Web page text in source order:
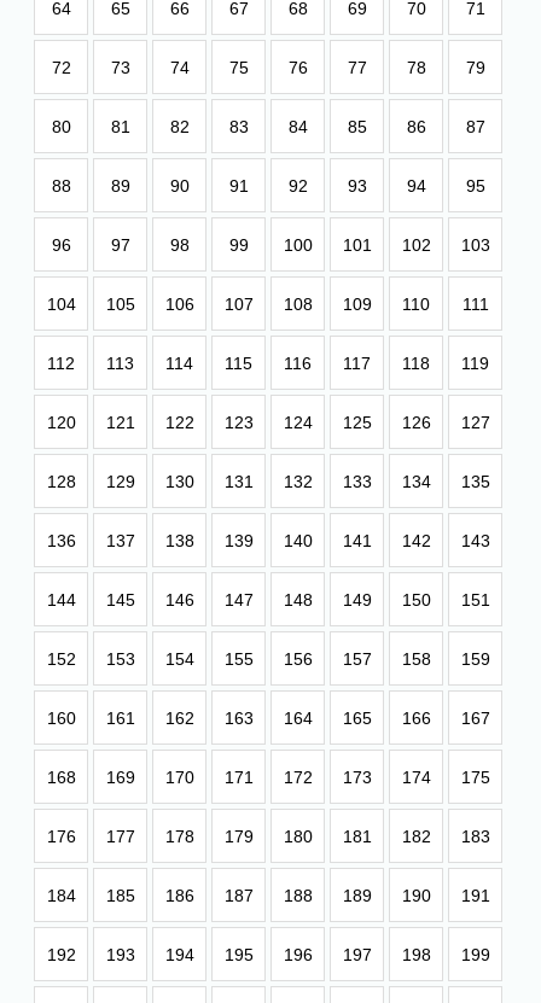
64 65 66 67 68 69 70 71
72 73 74 75 76 77 78 79
80 81 82 83 84 85 86 87
88 89 90 91 92 93 94 95
96 97 98 99 100 101 102 103
104 105 106 107 108 109 110 111
112 113 114 115 116 117 118 119
120 121 122 123 124 125 126 127
128 129 130 131 132 133 134 135
136 137 138 139 140 141 142 143
144 145 146 147 148 149 150 151
152 153 154 155 156 157 158 159
160 161 162 163 164 165 166 167
168 169 170 171 172 173 174 175
176 177 178 179 180 181 182 183
184 185 186 187 188 189 190 191
192 193 194 195 196 197 198 199